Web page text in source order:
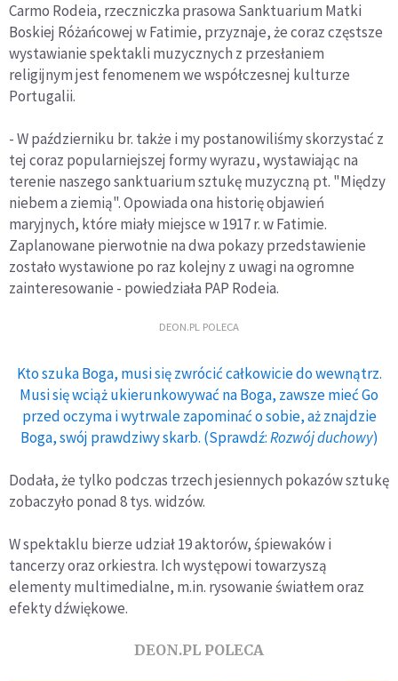
Carmo Rodeia, rzeczniczka prasowa Sanktuarium Matki
Boskiej Różańcowej w Fatimie, przyznaje, że coraz częstsze
wystawianie spektakli muzycznych z przesłaniem
religijnym jest fenomenem we współczesnej kulturze
Portugalii.
- W październiku br. także i my postanowiliśmy skorzystać z
tej coraz popularniejszej formy wyrazu, wystawiając na
terenie naszego sanktuarium sztukę muzyczną pt. "Między
niebem a ziemią". Opowiada ona historię objawień
maryjnych, które miały miejsce w 1917 r. w Fatimie.
Zaplanowane pierwotnie na dwa pokazy przedstawienie
zostało wystawione po raz kolejny z uwagi na ogromne
zainteresowanie - powiedziała PAP Rodeia.
DEON.PL POLECA
Kto szuka Boga, musi się zwrócić całkowicie do wewnątrz.
Musi się wciąż ukierunkowywać na Boga, zawsze mieć Go
przed oczyma i wytrwale zapominać o sobie, aż znajdzie
Boga, swój prawdziwy skarb. (Sprawdź:Rozwój duchowy)
Dodała, że tylko podczas trzech jesiennych pokazów sztukę
zobaczyło ponad 8 tys. widzów.
W spektaklu bierze udział 19 aktorów, śpiewaków i
tancerzy oraz orkiestra. Ich występowi towarzyszą
elementy multimedialne, m.in. rysowanie światłem oraz
efekty dźwiękowe.
DEON.PL POLECA